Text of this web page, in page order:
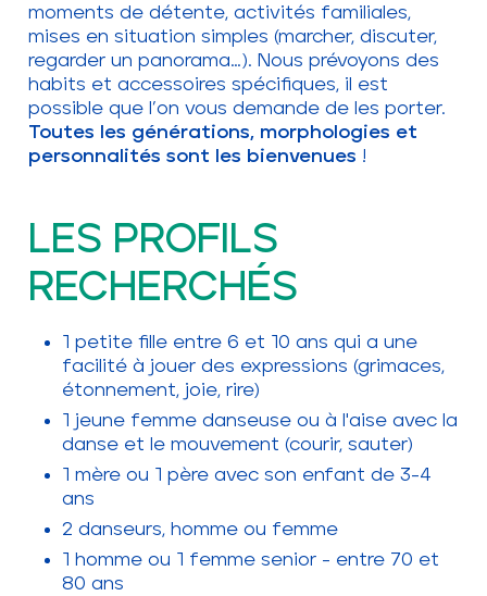
moments de détente, activités familiales,
mises en situation simples (marcher, discuter,
regarder un panorama…). Nous prévoyons des
habits et accessoires spécifiques, il est
possible que l’on vous demande de les porter.
Toutes les générations, morphologies et
personnalités sont les bienvenues !
LES PROFILS
RECHERCHÉS
1 petite fille entre 6 et 10 ans qui a une
facilité à jouer des expressions (grimaces,
étonnement, joie, rire)
1 jeune femme danseuse ou à l'aise avec la
danse et le mouvement (courir, sauter)
1 mère ou 1 père avec son enfant de 3-4
ans
2 danseurs, homme ou femme
1 homme ou 1 femme senior - entre 70 et
80 ans